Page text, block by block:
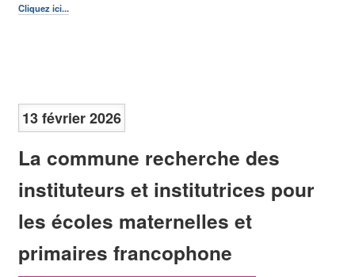
Cette rubrique contient toutes les publications communales telles que le
Cliquez ici...
13 février 2026
La commune recherche des
instituteurs et institutrices pour
les écoles maternelles et
primaires francophone